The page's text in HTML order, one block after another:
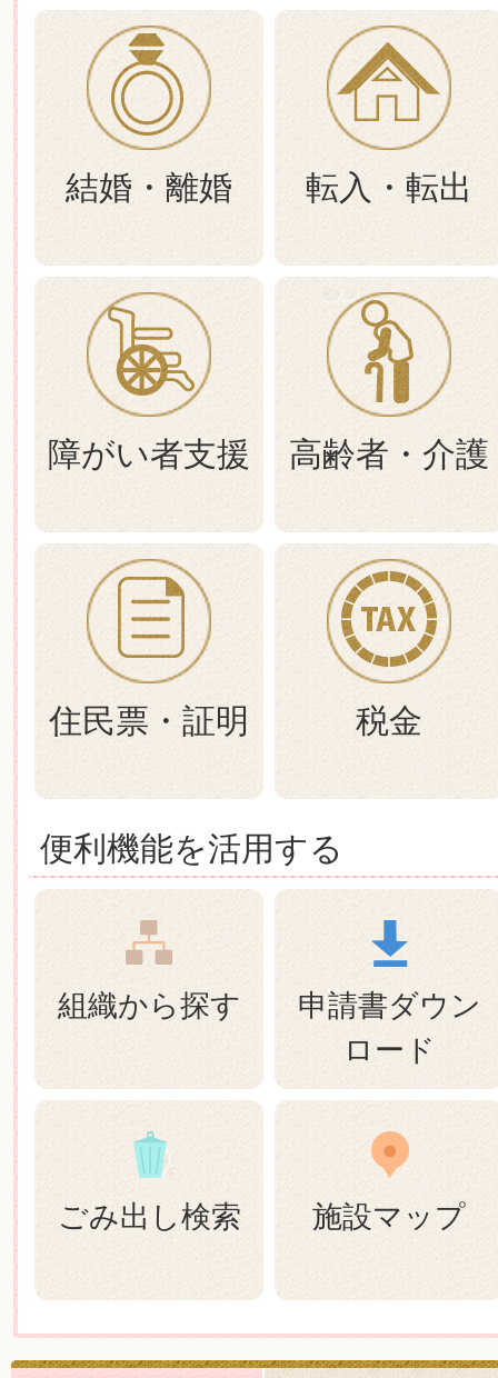
結婚・離婚 転入・転出
障がい者支援 高齢者・介護
住民票・証明 税金
便利機能を活用する
組織から探す
申請書ダウン
ロード
ごみ出し検索 施設マップ